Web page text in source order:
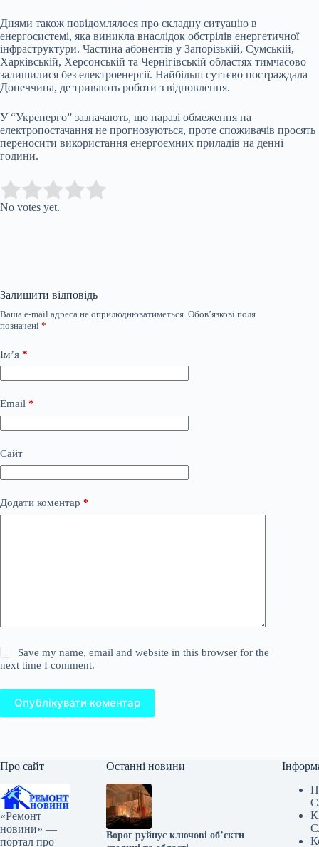
Днями також повідомлялося про складну ситуацію в
енергосистемі, яка виникла внаслідок обстрілів енергетичної
інфраструктури. Частина абонентів у Запорізькій, Сумській,
Харківській, Херсонській та Чернігівській областях тимчасово
залишилися без електроенергії. Найбільш суттєво постраждала
Донеччина, де тривають роботи з відновлення.
У “Укренерго” зазначають, що наразі обмеження на
електропостачання не прогнозуються, проте споживачів просять
переносити використання енергоємних приладів на денні
години.
Rate this item:
No votes yet.
Залишити відповідь
Ваша e-mail адреса не оприлюднюватиметься. Обов’язкові поля
позначені *
Ім’я *
Email *
Сайт
Додати коментар *
Save my name, email and website in this browser for the
next time I comment.
Опублікувати коментар
Про сайт
«Ремонт
новини» —
портал про
Останні новини
Ворог руйнує ключові об’єкти